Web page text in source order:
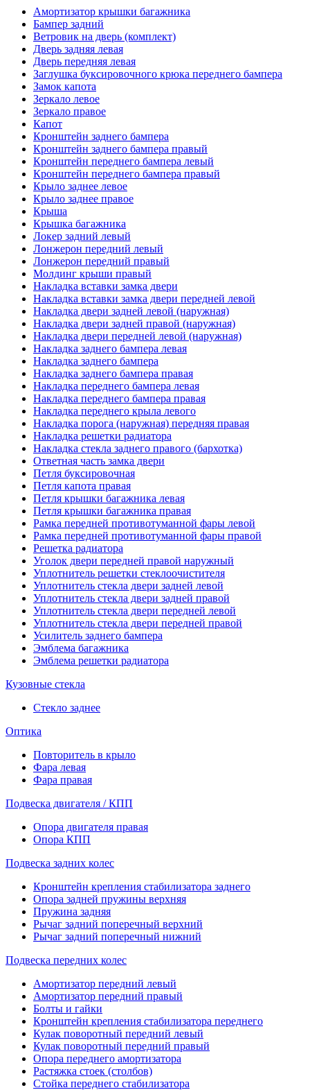
Амортизатор крышки багажника
Бампер задний
Ветровик на дверь (комплект)
Дверь задняя левая
Дверь передняя левая
Заглушка буксировочного крюка переднего бампера
Замок капота
Зеркало левое
Зеркало правое
Капот
Кронштейн заднего бампера
Кронштейн заднего бампера правый
Кронштейн переднего бампера левый
Кронштейн переднего бампера правый
Крыло заднее левое
Крыло заднее правое
Крыша
Крышка багажника
Локер задний левый
Лонжерон передний левый
Лонжерон передний правый
Молдинг крыши правый
Накладка вставки замка двери
Накладка вставки замка двери передней левой
Накладка двери задней левой (наружная)
Накладка двери задней правой (наружная)
Накладка двери передней левой (наружная)
Накладка заднего бампера левая
Накладка заднего бампера
Накладка заднего бампера правая
Накладка переднего бампера левая
Накладка переднего бампера правая
Накладка переднего крыла левого
Накладка порога (наружная) передняя правая
Накладка решетки радиатора
Накладка стекла заднего правого (бархотка)
Ответная часть замка двери
Петля буксировочная
Петля капота правая
Петля крышки багажника левая
Петля крышки багажника правая
Рамка передней противотуманной фары левой
Рамка передней противотуманной фары правой
Решетка радиатора
Уголок двери передней правой наружный
Уплотнитель решетки стеклоочистителя
Уплотнитель стекла двери задней левой
Уплотнитель стекла двери задней правой
Уплотнитель стекла двери передней левой
Уплотнитель стекла двери передней правой
Усилитель заднего бампера
Эмблема багажника
Эмблема решетки радиатора
Кузовные стекла
Стекло заднее
Оптика
Повторитель в крыло
Фара левая
Фара правая
Подвеска двигателя / КПП
Опора двигателя правая
Опора КПП
Подвеска задних колес
Кронштейн крепления стабилизатора заднего
Опора задней пружины верхняя
Пружина задняя
Рычаг задний поперечный верхний
Рычаг задний поперечный нижний
Подвеска передних колес
Амортизатор передний левый
Амортизатор передний правый
Болты и гайки
Кронштейн крепления стабилизатора переднего
Кулак поворотный передний левый
Кулак поворотный передний правый
Опора переднего амортизатора
Растяжка стоек (столбов)
Стойка переднего стабилизатора